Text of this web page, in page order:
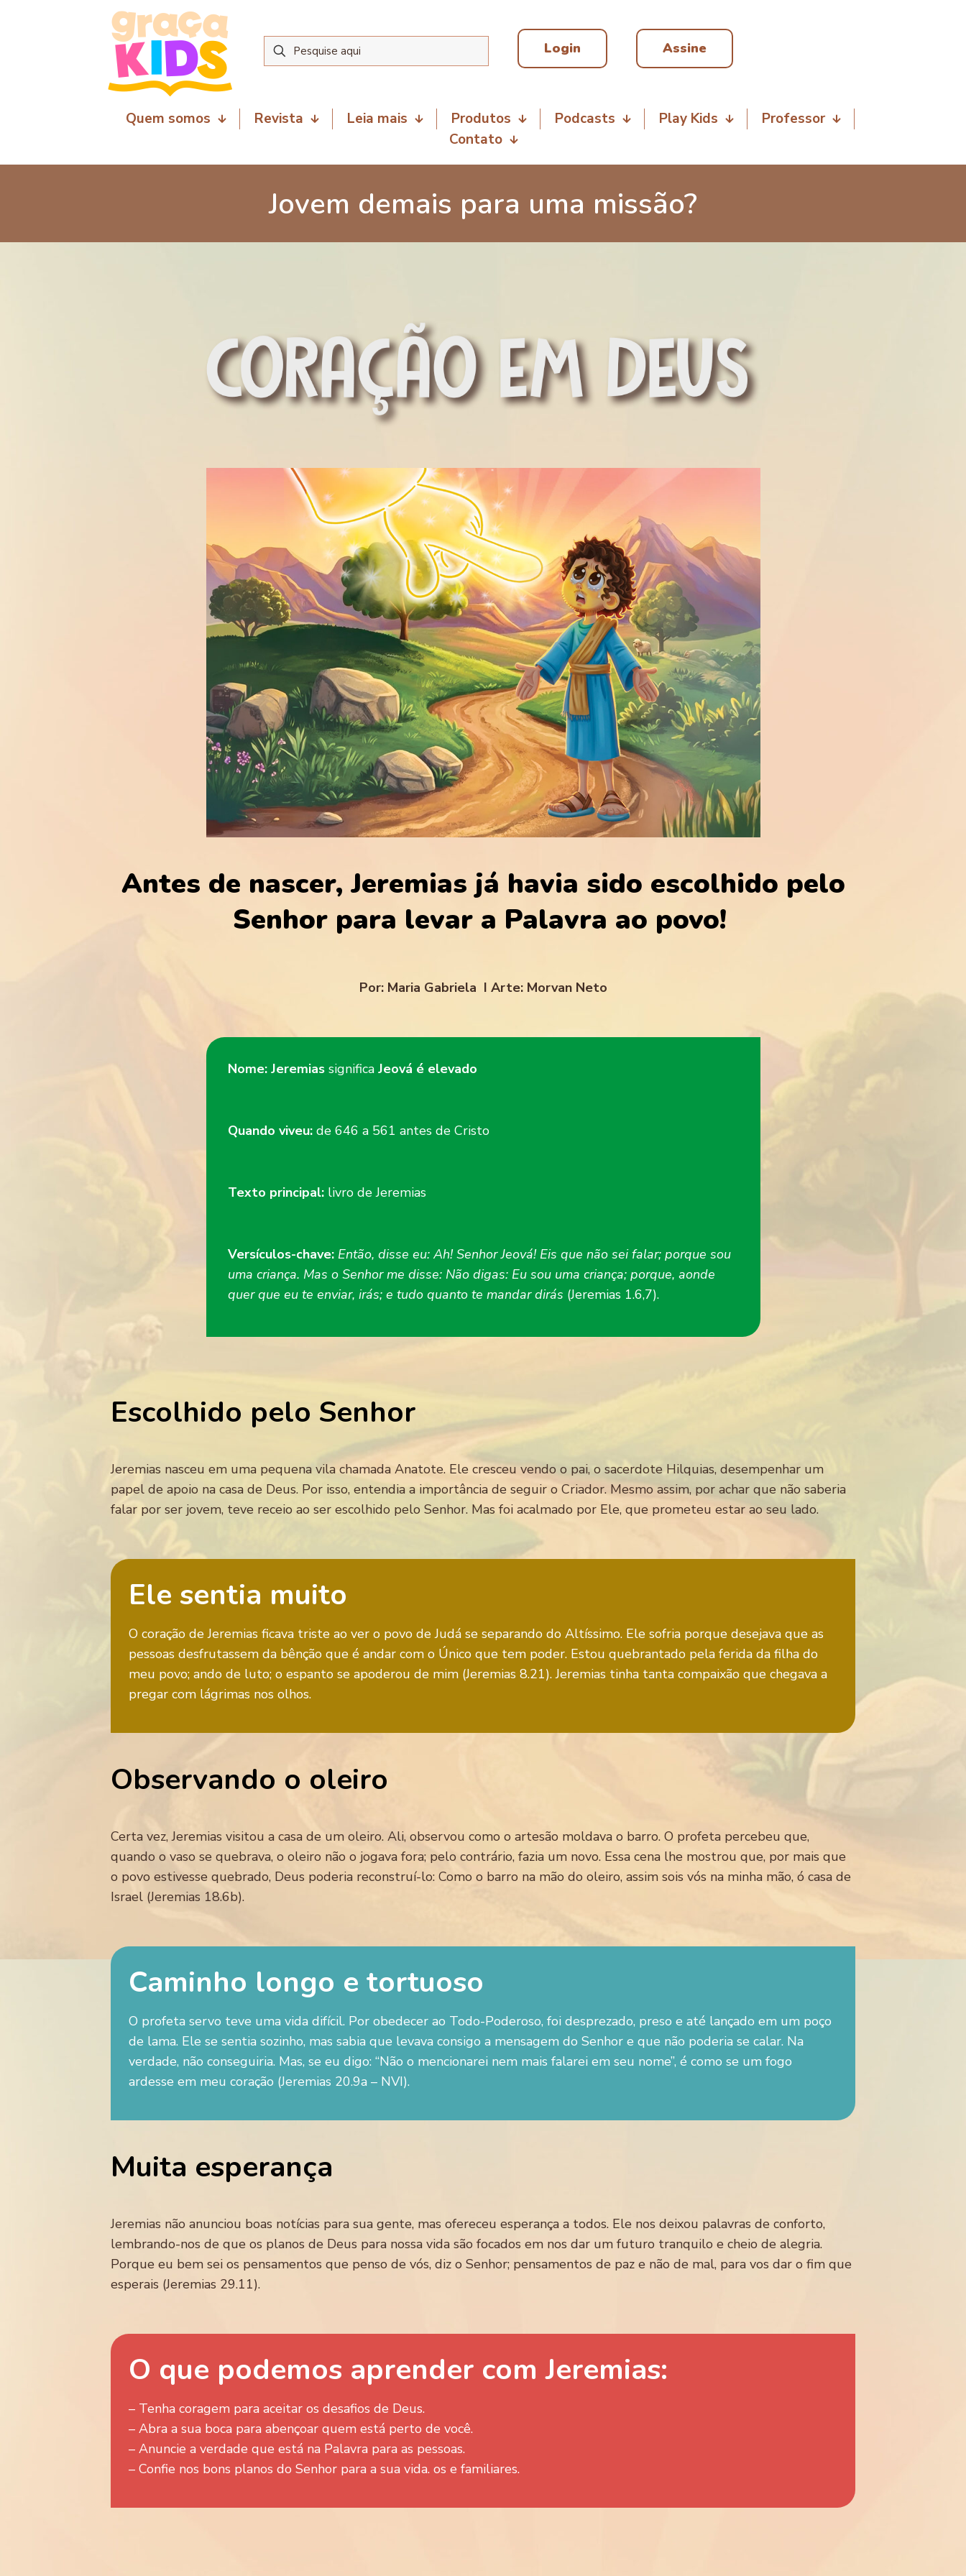
Login Assine
Quem somos Revista Leia mais Produtos Podcasts Play Kids
Professor
Contato
Jovem demais para uma missão?
Antes de nascer, Jeremias já havia sido escolhido pelo
Senhor para levar a Palavra ao povo!
Por: Maria Gabriela I Arte: Morvan Neto
Nome: Jeremias significa Jeová é elevado
Quando viveu: de 646 a 561 antes de Cristo
Texto principal:livro de Jeremias
Versículos-chave: Então, disse eu: Ah! Senhor Jeová! Eis que não sei falar; porque sou
uma criança. Mas o Senhor me disse: Não digas: Eu sou uma criança; porque, aonde
quer que eu te enviar, irás; e tudo quanto te mandar dirás (Jeremias 1.6,7).
Escolhido pelo Senhor
Jeremias nasceu em uma pequena vila chamada Anatote. Ele cresceu vendo o pai, o sacerdote Hilquias, desempenhar um
papel de apoio na casa de Deus. Por isso, entendia a importância de seguir o Criador. Mesmo assim, por achar que não saberia
falar por ser jovem, teve receio ao ser escolhido pelo Senhor. Mas foi acalmado por Ele, que prometeu estar ao seu lado.
Ele sentia muito
O coração de Jeremias ficava triste ao ver o povo de Judá se separando do Altíssimo. Ele sofria porque desejava que as
pessoas desfrutassem da bênção que é andar com o Único que tem poder. Estou quebrantado pela ferida da filha do
meu povo; ando de luto; o espanto se apoderou de mim (Jeremias 8.21). Jeremias tinha tanta compaixão que chegava a
pregar com lágrimas nos olhos.
Observando o oleiro
Certa vez, Jeremias visitou a casa de um oleiro. Ali, observou como o artesão moldava o barro. O profeta percebeu que,
quando o vaso se quebrava, o oleiro não o jogava fora; pelo contrário, fazia um novo. Essa cena lhe mostrou que, por mais que
o povo estivesse quebrado, Deus poderia reconstruí-lo: Como o barro na mão do oleiro, assim sois vós na minha mão, ó casa de
Israel (Jeremias 18.6b).
Caminho longo e tortuoso
O profeta servo teve uma vida difícil. Por obedecer ao Todo-Poderoso, foi desprezado, preso e até lançado em um poço
de lama. Ele se sentia sozinho, mas sabia que levava consigo a mensagem do Senhor e que não poderia se calar. Na
verdade, não conseguiria. Mas, se eu digo: “Não o mencionarei nem mais falarei em seu nome”, é como se um fogo
ardesse em meu coração (Jeremias 20.9a – NVI).
Muita esperança
Jeremias não anunciou boas notícias para sua gente, mas ofereceu esperança a todos. Ele nos deixou palavras de conforto,
lembrando-nos de que os planos de Deus para nossa vida são focados em nos dar um futuro tranquilo e cheio de alegria.
Porque eu bem sei os pensamentos que penso de vós, diz o Senhor; pensamentos de paz e não de mal, para vos dar o fim que
esperais (Jeremias 29.11).
O que podemos aprender com Jeremias:
– Tenha coragem para aceitar os desafios de Deus.
– Abra a sua boca para abençoar quem está perto de você.
– Anuncie a verdade que está na Palavra para as pessoas.
– Confie nos bons planos do Senhor para a sua vida. os e familiares.